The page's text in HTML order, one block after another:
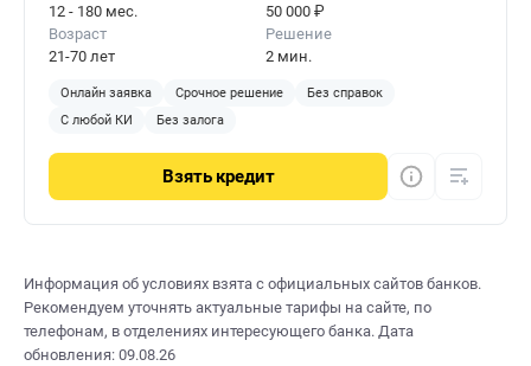
12 - 180 мес.
50 000 ₽
Возраст
21-70 лет
Решение
2 мин.
Онлайн заявка Срочное решение
Без справок
С любой КИ
Без залога
Взять кредит
Информация об условиях взята с официальных сайтов банков.
Рекомендуем уточнять актуальные тарифы на сайте, по
телефонам, в отделениях интересующего банка. Дата
обновления: 09.08.26